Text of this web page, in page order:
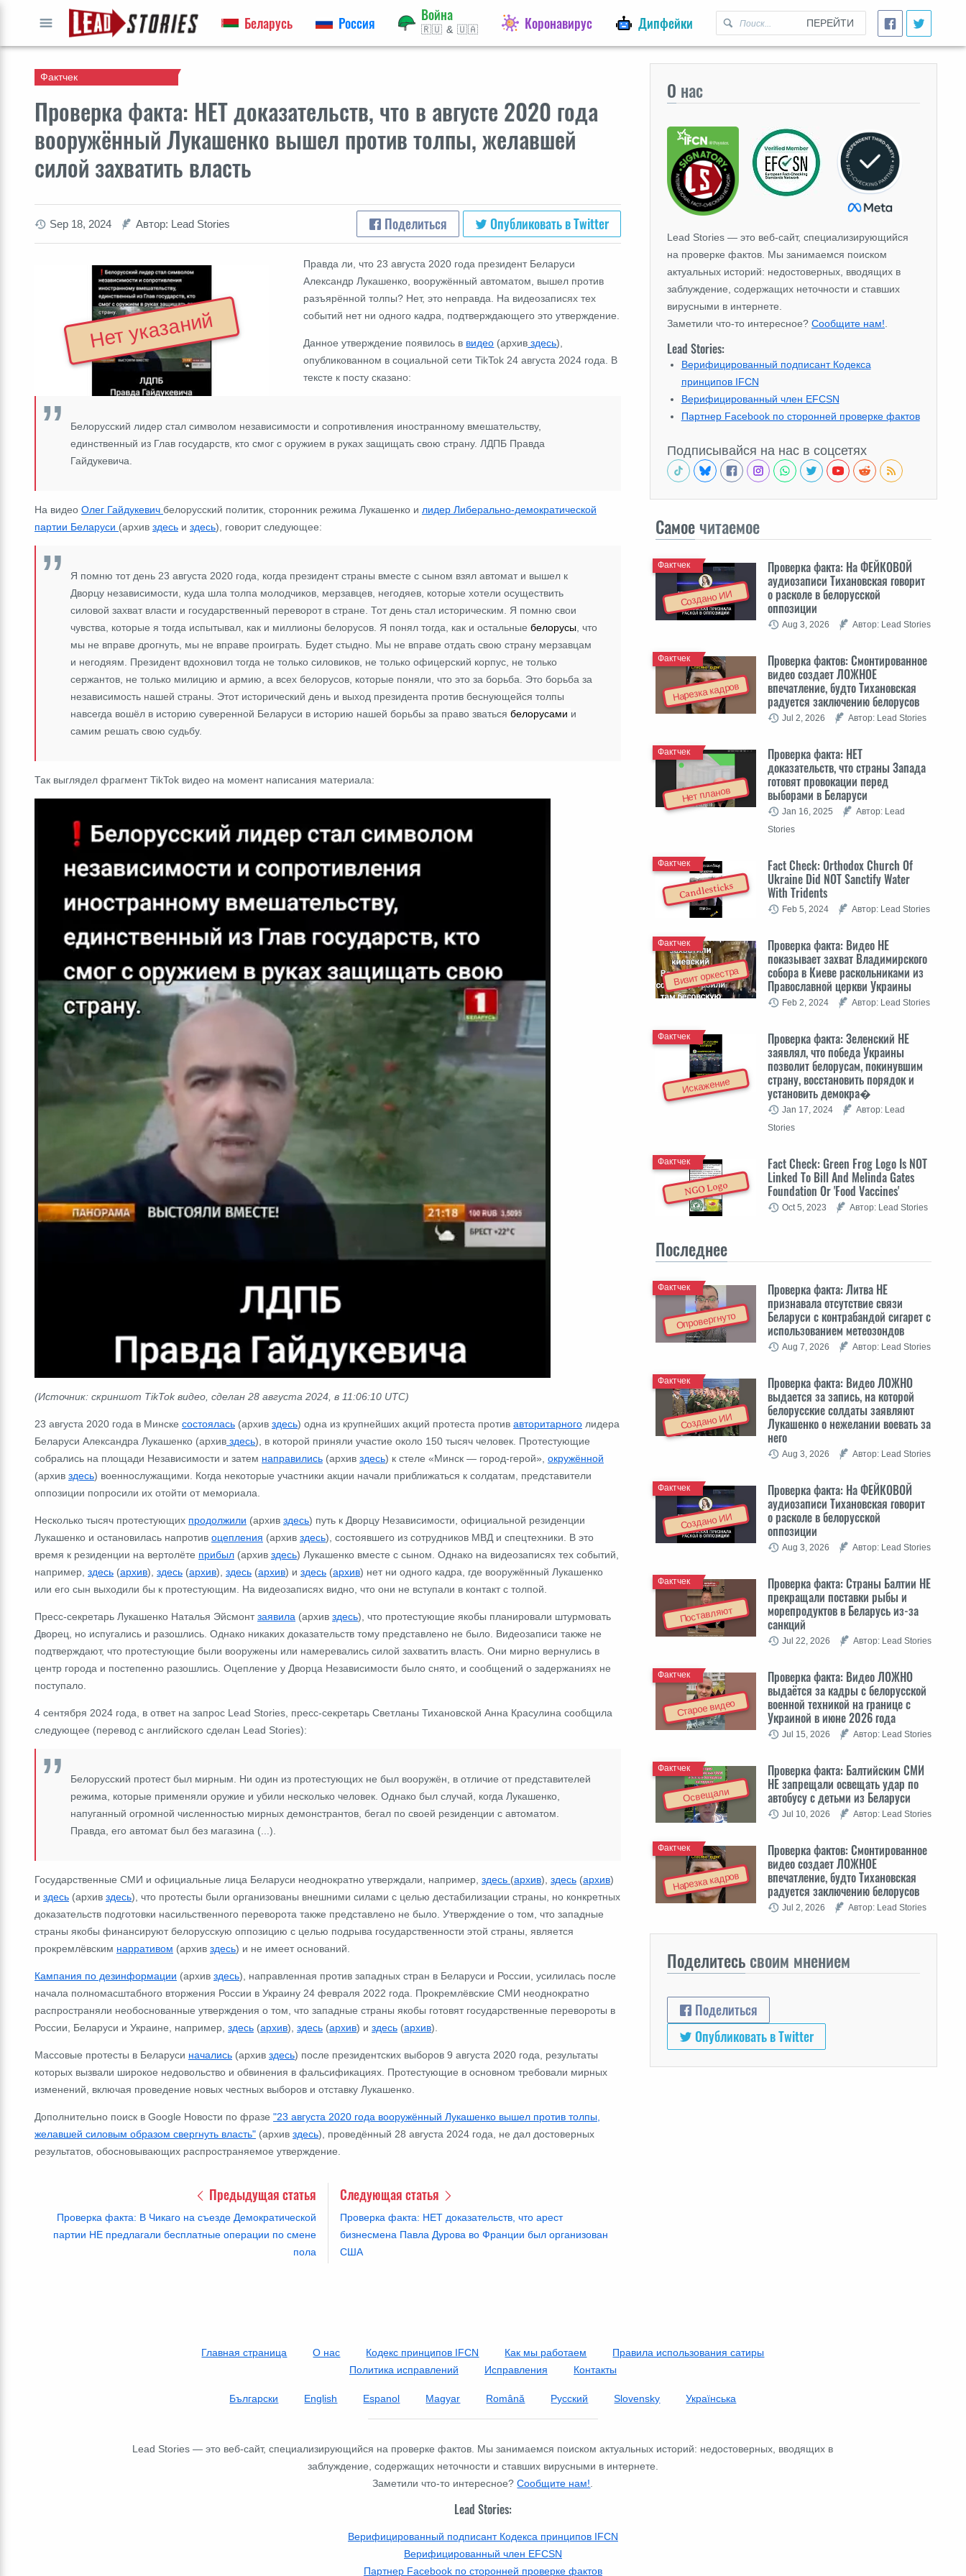
ПЕРЕЙТИ
Беларусь Россия Война
🇷🇺 & 🇺🇦 Коронавирус Дипфейки
Проверка факта: НЕТ доказательств, что в августе 2020 года
вооружённый Лукашенко вышел против толпы, желавшей
силой захватить власть
Фактчек
Sep 18, 2024 Автор: Lead Stories Поделиться Опубликовать в Twitter
Нет указаний
Правда ли, что 23 августа 2020 года президент Беларуси
Александр Лукашенко, вооружённый автоматом, вышел против
разъярённой толпы? Нет, это неправда. На видеозаписях тех
событий нет ни одного кадра, подтверждающего это утверждение.
Данное утверждение появилось в видео (архив здесь),
опубликованном в социальной сети TikTok 24 августа 2024 года. В
тексте к посту сказано:
Белорусский лидер стал символом независимости и сопротивления иностранному вмешательству,
единственный из Глав государств, кто смог с оружием в руках защищать свою страну. ЛДПБ Правда
Гайдукевича.
На видео Олег Гайдукевич белорусский политик, сторонник режима Лукашенко и лидер Либерально-демократической
партии Беларуси (архив здесь и здесь), говорит следующее:
Я помню тот день 23 августа 2020 года, когда президент страны вместе с сыном взял автомат и вышел к
Дворцу независимости, куда шла толпа молодчиков, мерзавцев, негодяев, которые хотели осуществить
силовой захват власти и государственный переворот в стране. Тот день стал историческим. Я помню свои
чувства, которые я тогда испытывал, как и миллионы белорусов. Я понял тогда, как и остальные белорусы , что
мы не вправе дрогнуть, мы не вправе проиграть. Будет стыдно. Мы не вправе отдать свою страну мерзавцам
и негодяям. Президент вдохновил тогда не только силовиков, не только офицерский корпус, не только
сержантов, не только милицию и армию, а всех белорусов, которые поняли, что это за борьба. Это борьба за
независимость нашей страны. Этот исторический день и выход президента против беснующейся толпы
навсегда вошёл в историю суверенной Беларуси в историю нашей борьбы за право зваться белорусами и
самим решать свою судьбу.
Так выглядел фрагмент TikTok видео на момент написания материала:
(Источник: скриншот TikTok видео, сделан 28 августа 2024, в 11:06:10 UTC)
23 августа 2020 года в Минске состоялась (архив здесь) одна из крупнейших акций протеста против авторитарного лидера
Беларуси Александра Лукашенко (архив здесь), в которой приняли участие около 150 тысяч человек. Протестующие
собрались на площади Независимости и затем направились (архив здесь) к стеле «Минск ― город-герой», окружённой
(архив здесь) военнослужащими. Когда некоторые участники акции начали приближаться к солдатам, представители
оппозиции попросили их отойти от мемориала.
Несколько тысяч протестующих продолжили (архив здесь) путь к Дворцу Независимости, официальной резиденции
Лукашенко и остановилась напротив оцепления (архив здесь), состоявшего из сотрудников МВД и спецтехники. В это
время к резиденции на вертолёте прибыл (архив здесь) Лукашенко вместе с сыном. Однако на видеозаписях тех событий,
например, здесь (архив), здесь (архив), здесь (архив) и здесь (архив) нет ни одного кадра, где вооружённый Лукашенко
или его сын выходили бы к протестующим. На видеозаписях видно, что они не вступали в контакт с толпой.
Пресс-секретарь Лукашенко Наталья Эйсмонтзаявила (архив здесь), что протестующие якобы планировали штурмовать
Дворец, но испугались и разошлись. Однако никаких доказательств тому представлено не было. Видеозаписи также не
подтверждают, что протестующие были вооружены или намеревались силой захватить власть. Они мирно вернулись в
центр города и постепенно разошлись. Оцепление у Дворца Независимости было снято, и сообщений о задержаниях не
поступало.
4 сентября 2024 года, в ответ на запрос Lead Stories, пресс-секретарь Светланы Тихановской Анна Красулина сообщила
следующее (перевод с английского сделан Lead Stories):
Белорусский протест был мирным. Ни один из протестующих не был вооружён, в отличие от представителей
режима, которые применяли оружие и убили несколько человек. Однако был случай, когда Лукашенко,
напуганный огромной численностью мирных демонстрантов, бегал по своей резиденции с автоматом.
Правда, его автомат был без магазина (...).
Государственные СМИ и официальные лица Беларуси неоднократно утверждали, например, здесь (архив), здесь (архив)
и здесь (архив здесь), что протесты были организованы внешними силами с целью дестабилизации страны, но конкретных
доказательств подготовки насильственного переворота также представлено не было. Утверждение о том, что западные
страны якобы финансируют белорусскую оппозицию с целью подрыва государственности этой страны, является
прокремлёвским нарративом (архив здесь) и не имеет оснований.
Кампания по дезинформации (архив здесь), направленная против западных стран в Беларуси и России, усилилась после
начала полномасштабного вторжения России в Украину 24 февраля 2022 года. Прокремлёвские СМИ неоднократно
распространяли необоснованные утверждения о том, что западные страны якобы готовят государственные перевороты в
России, Беларуси и Украине, например, здесь (архив), здесь (архив) и здесь (архив).
Массовые протесты в Беларуси начались (архив здесь) после президентских выборов 9 августа 2020 года, результаты
которых вызвали широкое недовольство и обвинения в фальсификациях. Протестующие в основном требовали мирных
изменений, включая проведение новых честных выборов и отставку Лукашенко.
Дополнительно поиск в Google Новости по фразе "23 августа 2020 года вооружённый Лукашенко вышел против толпы,
желавшей силовым образом свергнуть власть" (архив здесь), проведённый 28 августа 2024 года, не дал достоверных
результатов, обосновывающих распространяемое утверждение.
Предыдущая статья
Проверка факта: В Чикаго на съезде Демократической
партии НЕ предлагали бесплатные операции по смене
пола
Следующая статья
Проверка факта: НЕТ доказательств, что арест
бизнесмена Павла Дурова во Франции был организован
США
О нас
Lead Stories — это веб-сайт, специализирующийся
на проверке фактов. Мы занимаемся поиском
актуальных историй: недостоверных, вводящих в
заблуждение, содержащих неточности и ставших
вирусными в интернете.
Заметили что-то интересное? Сообщите нам!
Lead Stories:
Верифицированный подписант Кодекса
принципов IFCN
Верифицированный член EFCSN
Партнер Facebook по сторонней проверке фактов
Подписывайся на нас в соцсетях
Самое читаемое
Создано ИИ
Проверка факта: На ФЕЙКОВОЙ
аудиозаписи Тихановская говорит
о расколе в белорусской
оппозиции
Фактчек
Aug 3, 2026 Автор: Lead Stories
Нарезка кадров
Проверка фактов: Cмонтированное
видео создает ЛОЖНОЕ
впечатление, будто Тихановская
радуется заключению белорусов
Фактчек
Jul 2, 2026 Автор: Lead Stories
Нет планов
Проверка факта: НЕТ
доказательств, что страны Запада
готовят провокации перед
выборами в Беларуси
Фактчек
Jan 16, 2025
Автор: Lead
Stories
Candlesticks
Fact Check: Orthodox Church Of
Ukraine Did NOT Sanctify Water
With Tridents
Фактчек
Feb 5, 2024 Автор: Lead Stories
Визит оркестра
Проверка факта: Видео НЕ
показывает захват Владимирского
собора в Киеве раскольниками из
Православной церкви Украины
Фактчек
Feb 2, 2024 Автор: Lead Stories
Искажение
Проверка факта: Зеленский НЕ
заявлял, что победа Украины
позволит белорусам, покинувшим
страну, восстановить порядок и
установить демокра�
Фактчек
Jan 17, 2024
Автор: Lead
Stories
NGO Logo
Fact Check: Green Frog Logo Is NOT
Linked To Bill And Melinda Gates
Foundation Or 'Food Vaccines'
Фактчек
Oct 5, 2023 Автор: Lead Stories
Последнее
Опровергнуто
Проверка факта: Литва НЕ
признавала отсутствие связи
Беларуси с контрабандой сигарет с
использованием метеозондов
Фактчек
Aug 7, 2026 Автор: Lead Stories
Создано ИИ
Проверка факта: Видео ЛОЖНО
выдается за запись, на которой
белорусские солдаты заявляют
Лукашенко о нежелании воевать за
него
Фактчек
Aug 3, 2026 Автор: Lead Stories
Создано ИИ
Проверка факта: На ФЕЙКОВОЙ
аудиозаписи Тихановская говорит
о расколе в белорусской
оппозиции
Фактчек
Aug 3, 2026 Автор: Lead Stories
Поставляют
Проверка факта: Cтраны Балтии НЕ
прекращали поставки рыбы и
морепродуктов в Беларусь из-за
санкций
Фактчек
Jul 22, 2026 Автор: Lead Stories
Старое видео
Проверка факта: Видео ЛОЖНО
выдаётся за кадры с белорусской
военной техникой на границе с
Украиной в июне 2026 года
Фактчек
Jul 15, 2026 Автор: Lead Stories
Освещали
Проверка факта: Балтийским СМИ
НЕ запрещали освещать удар по
автобусу с детьми из Беларуси
Фактчек
Jul 10, 2026 Автор: Lead Stories
Нарезка кадров
Проверка фактов: Cмонтированное
видео создает ЛОЖНОЕ
впечатление, будто Тихановская
радуется заключению белорусов
Фактчек
Jul 2, 2026 Автор: Lead Stories
Поделитесь своим мнением
Поделиться
Опубликовать в Twitter
Главная страница О нас Кодекс принципов IFCN Как мы работаем
Правила использования сатиры
Политика исправлений
Исправления Контакты
Български English Espanol Magyar Română Русский Slovensky Українська
Lead Stories — это веб-сайт, специализирующийся на проверке фактов. Мы занимаемся поиском актуальных историй: недостоверных, вводящих в
заблуждение, содержащих неточности и ставших вирусными в интернете.
Заметили что-то интересное?Сообщите нам!
Lead Stories:
Верифицированный подписант Кодекса принципов IFCN
Верифицированный член EFCSN
Партнер Facebook по сторонней проверке фактов